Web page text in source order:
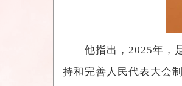
他指出，2025年，是
持和完善人民代表大会